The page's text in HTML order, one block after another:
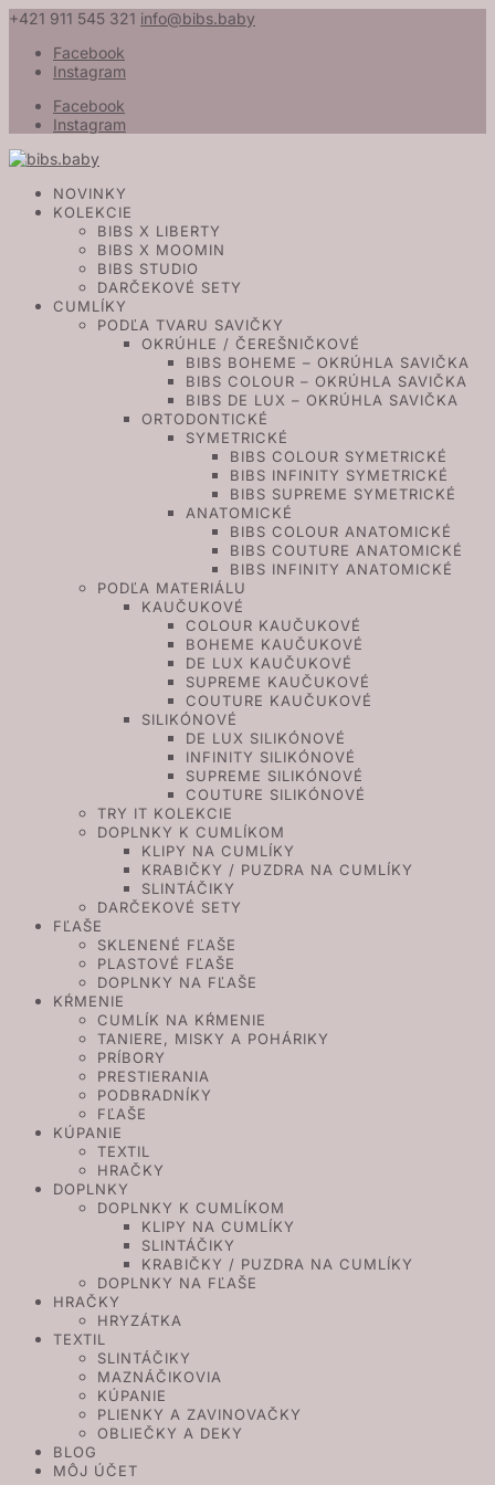
+421 911 545 321 info@bibs.baby
Facebook
Instagram
Facebook
Instagram
NOVINKY
KOLEKCIE
BIBS X LIBERTY
BIBS X MOOMIN
BIBS STUDIO
DARČEKOVÉ SETY
CUMLÍKY
PODĽA TVARU SAVIČKY
OKRÚHLE / ČEREŠNIČKOVÉ
BIBS BOHEME – OKRÚHLA SAVIČKA
BIBS COLOUR – OKRÚHLA SAVIČKA
BIBS DE LUX – OKRÚHLA SAVIČKA
ORTODONTICKÉ
SYMETRICKÉ
BIBS COLOUR SYMETRICKÉ
BIBS INFINITY SYMETRICKÉ
BIBS SUPREME SYMETRICKÉ
ANATOMICKÉ
BIBS COLOUR ANATOMICKÉ
BIBS COUTURE ANATOMICKÉ
BIBS INFINITY ANATOMICKÉ
PODĽA MATERIÁLU
KAUČUKOVÉ
COLOUR KAUČUKOVÉ
BOHEME KAUČUKOVÉ
DE LUX KAUČUKOVÉ
SUPREME KAUČUKOVÉ
COUTURE KAUČUKOVÉ
SILIKÓNOVÉ
DE LUX SILIKÓNOVÉ
INFINITY SILIKÓNOVÉ
SUPREME SILIKÓNOVÉ
COUTURE SILIKÓNOVÉ
TRY IT KOLEKCIE
DOPLNKY K CUMLÍKOM
KLIPY NA CUMLÍKY
KRABIČKY / PUZDRA NA CUMLÍKY
SLINTÁČIKY
DARČEKOVÉ SETY
FĽAŠE
SKLENENÉ FĽAŠE
PLASTOVÉ FĽAŠE
DOPLNKY NA FĽAŠE
KŔMENIE
CUMLÍK NA KŔMENIE
TANIERE, MISKY A POHÁRIKY
PRÍBORY
PRESTIERANIA
PODBRADNÍKY
FĽAŠE
KÚPANIE
TEXTIL
HRAČKY
DOPLNKY
DOPLNKY K CUMLÍKOM
KLIPY NA CUMLÍKY
SLINTÁČIKY
KRABIČKY / PUZDRA NA CUMLÍKY
DOPLNKY NA FĽAŠE
HRAČKY
HRYZÁTKA
TEXTIL
SLINTÁČIKY
MAZNÁČIKOVIA
KÚPANIE
PLIENKY A ZAVINOVAČKY
OBLIEČKY A DEKY
BLOG
MÔJ ÚČET